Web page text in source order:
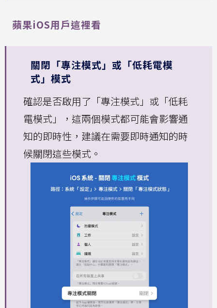
蘋果iOS用戶這裡看
關閉「專注模式」或「低耗電模
式」模式
確認是否啟用了「專注模式」或「低耗
電模式」，這兩個模式都可能會影響通
知的即時性，建議在需要即時通知的時
候關閉這些模式。